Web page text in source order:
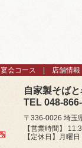
宴会コース 店舗情報
自家製そば
TEL 048-
〒336-0026 埼玉
【営業時間】
【定休日】月曜